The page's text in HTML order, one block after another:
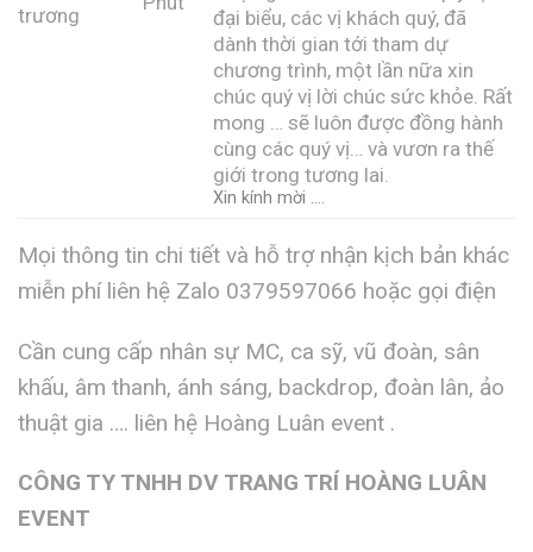
trương
đại biểu, các vị khách quý, đã
dành thời gian tới tham dự
chương trình, một lần nữa xin
chúc quý vị lời chúc sức khỏe. Rất
mong … sẽ luôn được đồng hành
cùng các quý vị… và vươn ra thế
giới trong tương lai.
Xin kính mời ….
Mọi thông tin chi tiết và hỗ trợ nhận kịch bản khác
miễn phí liên hệ Zalo 0379597066 hoặc gọi điện
Cần cung cấp nhân sự MC, ca sỹ, vũ đoàn, sân
khấu, âm thanh, ánh sáng, backdrop, đoàn lân, ảo
thuật gia …. liên hệ Hoàng Luân event .
CÔNG TY TNHH DV TRANG TRÍ HOÀNG LUÂN
EVENT